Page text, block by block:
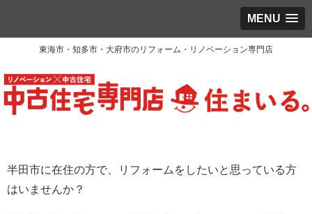
MENU
東海市・知多市・大府市のリフォーム・リノベーション専門店
半田市に在住の方で、リフォームをしたいと思っている方
はいませんか？